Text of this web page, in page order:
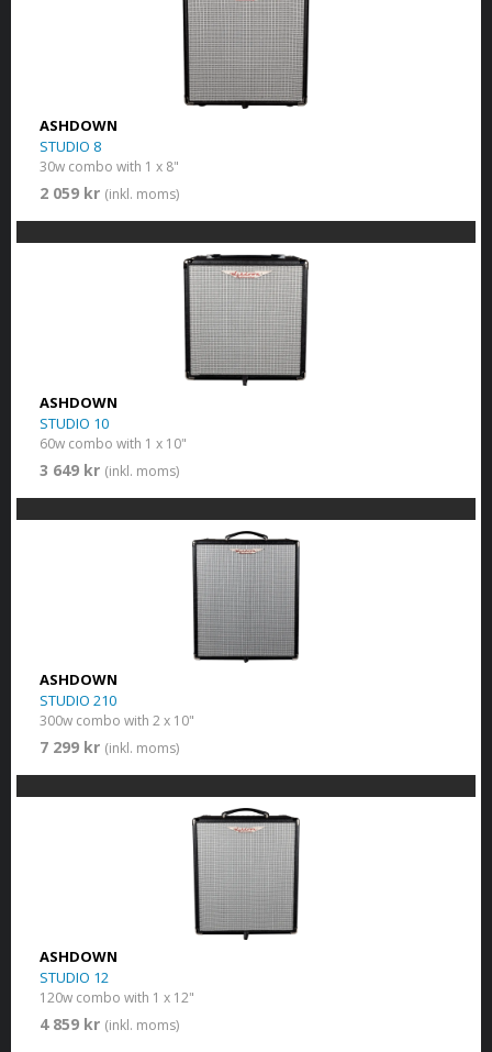
ASHDOWN
STUDIO 8
30w combo with 1 x 8"
2 059 kr (inkl. moms)
ASHDOWN
STUDIO 10
60w combo with 1 x 10"
3 649 kr (inkl. moms)
ASHDOWN
STUDIO 210
300w combo with 2 x 10"
7 299 kr (inkl. moms)
ASHDOWN
STUDIO 12
120w combo with 1 x 12"
4 859 kr (inkl. moms)